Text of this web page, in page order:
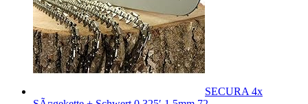
SECURA 4x